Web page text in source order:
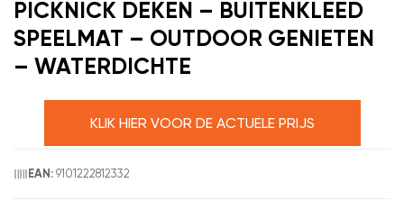
PICKNICK DEKEN – BUITENKLEED
SPEELMAT – OUTDOOR GENIETEN
– WATERDICHTE
KLIK HIER VOOR DE ACTUELE PRIJS
EAN: 9101222812332